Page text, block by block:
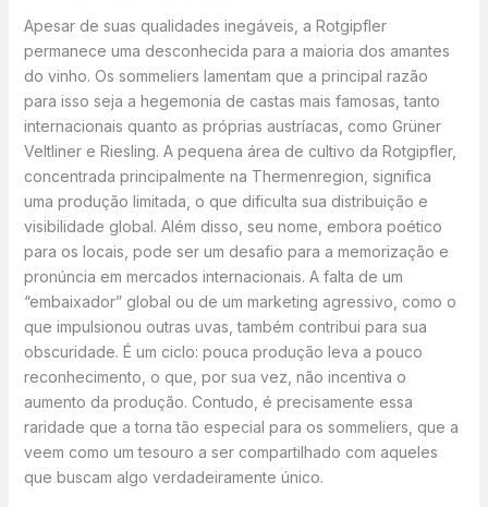
Apesar de suas qualidades inegáveis, a Rotgipfler
permanece uma desconhecida para a maioria dos amantes
do vinho. Os sommeliers lamentam que a principal razão
para isso seja a hegemonia de castas mais famosas, tanto
internacionais quanto as próprias austríacas, como Grüner
Veltliner e Riesling. A pequena área de cultivo da Rotgipfler,
concentrada principalmente na Thermenregion, significa
uma produção limitada, o que dificulta sua distribuição e
visibilidade global. Além disso, seu nome, embora poético
para os locais, pode ser um desafio para a memorização e
pronúncia em mercados internacionais. A falta de um
“embaixador” global ou de um marketing agressivo, como o
que impulsionou outras uvas, também contribui para sua
obscuridade. É um ciclo: pouca produção leva a pouco
reconhecimento, o que, por sua vez, não incentiva o
aumento da produção. Contudo, é precisamente essa
raridade que a torna tão especial para os sommeliers, que a
veem como um tesouro a ser compartilhado com aqueles
que buscam algo verdadeiramente único.